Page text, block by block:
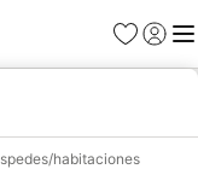
Favoritos
Iniciar
habitaciones